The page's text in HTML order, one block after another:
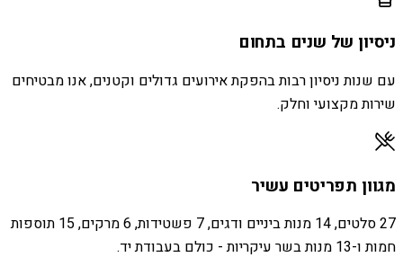
ניסיון של שנים בתחום
עם שנות ניסיון רבות בהפקת אירועים גדולים וקטנים, אנו מבטיחים
שירות מקצועי וחלק.
מגוון תפריטים עשיר
27 סלטים, 14 מנות ביניים ודגים, 7 פשטידות, 6 מרקים, 15 תוספות
חמות ו-13 מנות בשר עיקריות - כולם בעבודת יד.